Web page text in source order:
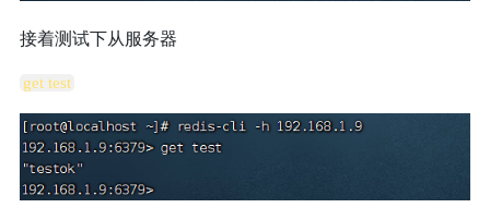
接着测试下从服务器
get test